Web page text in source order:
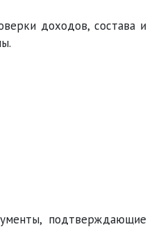
доходов, состава и
подтверждающие